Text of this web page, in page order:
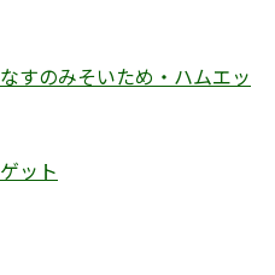
すのみそいため・ハムエッ
ット